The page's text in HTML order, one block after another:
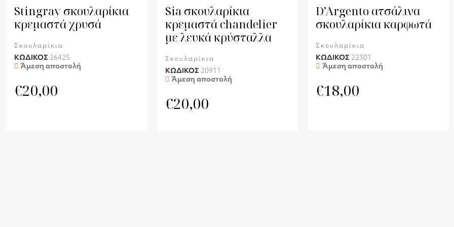
Stingray σκουλαρίκια
κρεμαστά χρυσά
Σκουλαρίκια
ΚΩΔΙΚΟΣ 26425
Άμεση αποστολή
€20,00
Sia σκουλαρίκια
κρεμαστά chandelier
με λευκά κρύσταλλα
Σκουλαρίκια
ΚΩΔΙΚΟΣ 20911
Άμεση αποστολή
€20,00
D’Argento ατσάλινα
σκουλαρίκια καρφωτά
Σκουλαρίκια
ΚΩΔΙΚΟΣ 22301
Άμεση αποστολή
€18,00